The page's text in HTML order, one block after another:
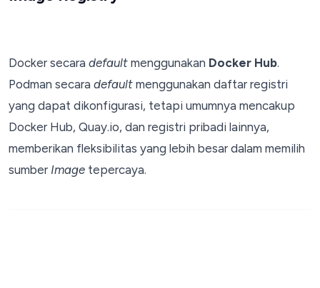
Docker secara default menggunakan Docker Hub.
Podman secara default menggunakan daftar registri
yang dapat dikonfigurasi, tetapi umumnya mencakup
Docker Hub, Quay.io, dan registri pribadi lainnya,
memberikan fleksibilitas yang lebih besar dalam memilih
sumber Image tepercaya.